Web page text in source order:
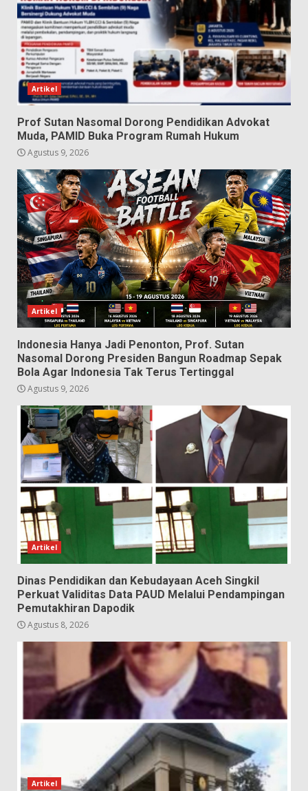
Artikel
Prof Sutan Nasomal Dorong Pendidikan Advokat
Muda, PAMID Buka Program Rumah Hukum
Agustus 9, 2026
Artikel
Indonesia Hanya Jadi Penonton, Prof. Sutan
Nasomal Dorong Presiden Bangun Roadmap Sepak
Bola Agar Indonesia Tak Terus Tertinggal
Agustus 9, 2026
Artikel
Dinas Pendidikan dan Kebudayaan Aceh Singkil
Perkuat Validitas Data PAUD Melalui Pendampingan
Pemutakhiran Dapodik
Agustus 8, 2026
Artikel